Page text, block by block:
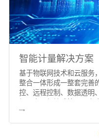
智能计量解决方案
基于物联网技术和云服务
整合一体形成一整套完善
控、远程控制、数据透明